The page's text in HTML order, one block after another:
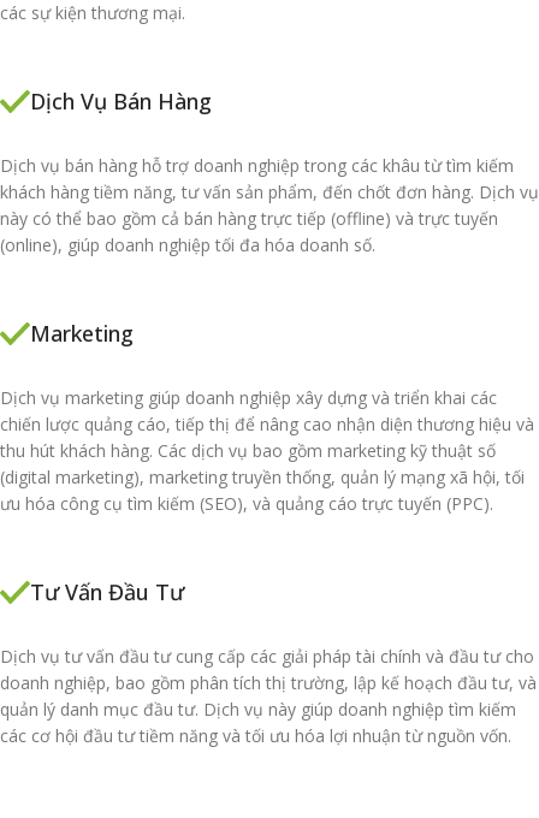
các sự kiện thương mại.
Dịch Vụ Bán Hàng
Dịch vụ bán hàng hỗ trợ doanh nghiệp trong các khâu từ tìm kiếm
khách hàng tiềm năng, tư vấn sản phẩm, đến chốt đơn hàng. Dịch vụ
này có thể bao gồm cả bán hàng trực tiếp (offline) và trực tuyến
(online), giúp doanh nghiệp tối đa hóa doanh số.
Marketing
Dịch vụ marketing giúp doanh nghiệp xây dựng và triển khai các
chiến lược quảng cáo, tiếp thị để nâng cao nhận diện thương hiệu và
thu hút khách hàng. Các dịch vụ bao gồm marketing kỹ thuật số
(digital marketing), marketing truyền thống, quản lý mạng xã hội, tối
ưu hóa công cụ tìm kiếm (SEO), và quảng cáo trực tuyến (PPC).
Tư Vấn Đầu Tư
Dịch vụ tư vấn đầu tư cung cấp các giải pháp tài chính và đầu tư cho
doanh nghiệp, bao gồm phân tích thị trường, lập kế hoạch đầu tư, và
quản lý danh mục đầu tư. Dịch vụ này giúp doanh nghiệp tìm kiếm
các cơ hội đầu tư tiềm năng và tối ưu hóa lợi nhuận từ nguồn vốn.